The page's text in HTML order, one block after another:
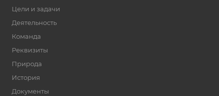
Цели и задачи
Деятельность
Команда
Реквизиты
Природа
История
Документы